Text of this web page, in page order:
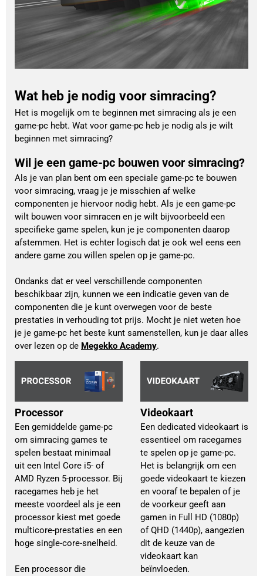
Wat heb je nodig voor simracing?
Het is mogelijk om te beginnen met simracing als je een
game-pc hebt. Wat voor game-pc heb je nodig als je wilt
beginnen met simracing?
Wil je een game-pc bouwen voor simracing?
Als je van plan bent om een speciale game-pc te bouwen
voor simracing, vraag je je misschien af welke
componenten je hiervoor nodig hebt. Als je een game-pc
wilt bouwen voor simracen en je wilt bijvoorbeeld een
specifieke game spelen, kun je je componenten daarop
afstemmen. Het is echter logisch dat je ook wel eens een
andere game zou willen spelen op je game-pc.
Ondanks dat er veel verschillende componenten
beschikbaar zijn, kunnen we een indicatie geven van de
componenten die je kunt overwegen voor de beste
prestaties in verhouding tot prijs. Mocht je niet weten hoe
je je game-pc het beste kunt samenstellen, kun je daar alles
over lezen op de Megekko Academy.
Processor
Een gemiddelde game-pc
om simracing games te
spelen bestaat minimaal
uit een Intel Core i5- of
AMD Ryzen 5-processor. Bij
racegames heb je het
meeste voordeel als je een
processor kiest met goede
multicore-prestaties en een
hoge single-core-snelheid.
Een processor die
Videokaart
Een dedicated videokaart is
essentieel om racegames
te spelen op je game-pc.
Het is belangrijk om een
goede videokaart te kiezen
en vooraf te bepalen of je
de voorkeur geeft aan
gamen in Full HD (1080p)
of QHD (1440p), aangezien
dit de keuze van de
videokaart kan
beïnvloeden.